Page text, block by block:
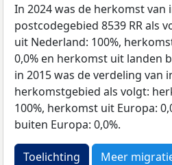
In 2024 was de herkomst van
postcodegebied 8539 RR als
uit Nederland: 100%,
0,0% en herkomst uit landen
in 2015 was de verdeling van
herkomstgebied als volgt:
100%, herkomst uit Europa:
buiten Europa: 0,0%.
Toelichting Meer